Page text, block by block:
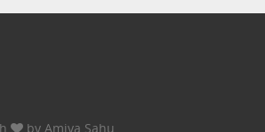
by Amiya Sahu